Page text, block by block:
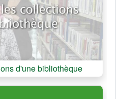
d'une bibliothèque